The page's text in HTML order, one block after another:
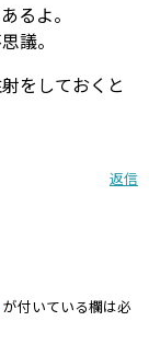
るよ。
議。
をしておくと
返信
が付いている欄は必